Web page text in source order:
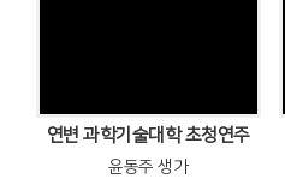
연변 과학기술대학 초청연주
윤동주 생가